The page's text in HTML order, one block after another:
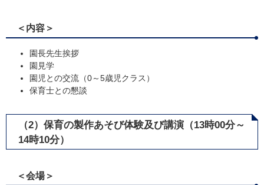
＜内容＞
園長先生挨拶
園見学
園児との交流（0～5歳児クラス）
保育士との懇談
（2）保育の製作あそび体験及び講演（13時00分～
14時10分）
＜会場＞